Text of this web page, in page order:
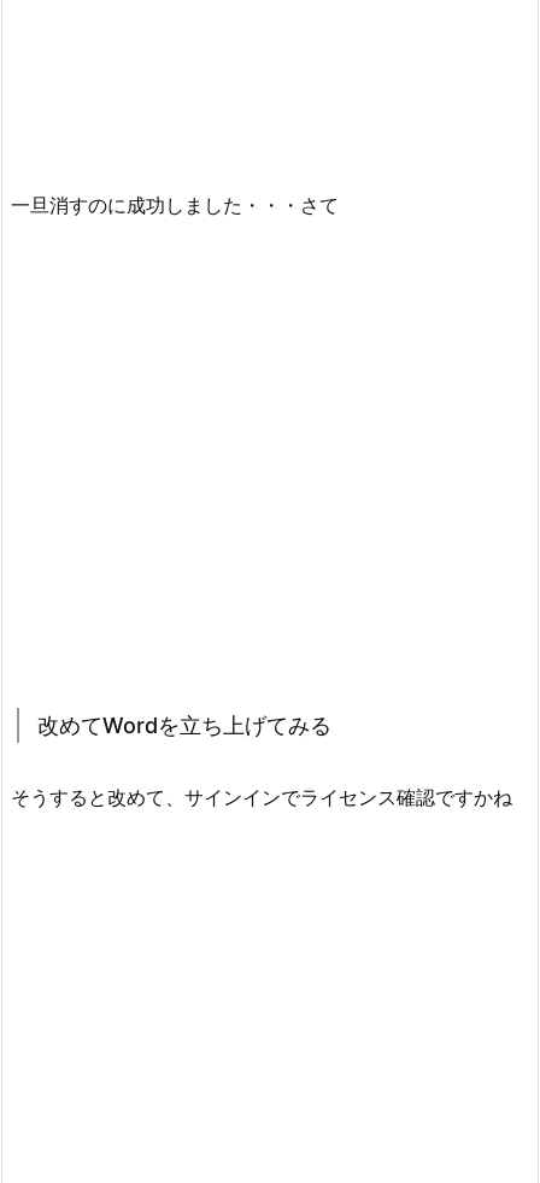
一旦消すのに成功しました・・・さて
改めてWordを立ち上げてみる
そうすると改めて、サインインでライセンス確認ですかね